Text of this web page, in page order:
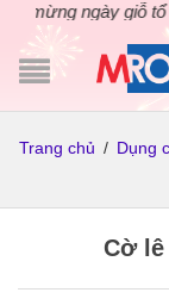
ngày giỗ tổ
Trang chủ / Dụng
Cờ lê